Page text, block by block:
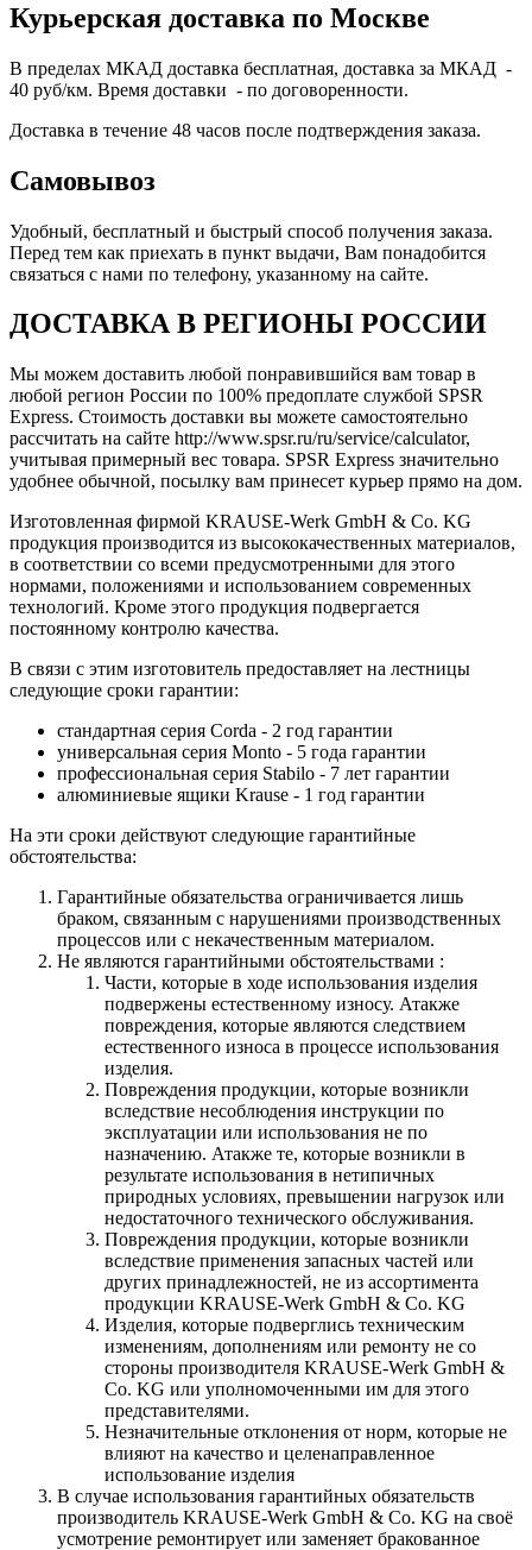
Курьерская доставка по Москве
В пределах МКАД доставка бесплатная, доставка за МКАД -
40 руб/км. Время доставки - по договоренности.
Доставка в течение 48 часов после подтверждения заказа.
Самовывоз
Удобный, бесплатный и быстрый способ получения заказа.
Перед тем как приехать в пункт выдачи, Вам понадобится
связаться с нами по телефону, указанному на сайте.
ДОСТАВКА В РЕГИОНЫ РОССИИ
Мы можем доставить любой понравившийся вам товар в
любой регион России по 100% предоплате службой SPSR
Express. Стоимость доставки вы можете самостоятельно
рассчитать на сайте http://www.spsr.ru/ru/service/calculator,
учитывая примерный вес товара. SPSR Express значительно
удобнее обычной, посылку вам принесет курьер прямо на дом.
Изготовленная фирмой KRAUSE-Werk GmbH & Со. KG
продукция производится из высококачественных материалов,
в соответствии со всеми предусмотренными для этого
нормами, положениями и использованием современных
технологий. Кроме этого продукция подвергается
постоянному контролю качества.
В связи с этим изготовитель предоставляет на лестницы
следующие сроки гарантии:
стандартная серия Corda - 2 год гарантии
универсальная серия Monto - 5 года гарантии
профессиональная серия Stabilo - 7 лет гарантии
алюминиевые ящики Krause - 1 год гарантии
На эти сроки действуют следующие гарантийные
обстоятельства:
Гарантийные обязательства ограничивается лишь
браком, связанным с нарушениями производственных
процессов или с некачественным материалом.
Не являются гарантийными обстоятельствами :
Части, которые в ходе использования изделия
подвержены естественному износу. Атакже
повреждения, которые являются следствием
естественного износа в процессе использования
изделия.
Повреждения продукции, которые возникли
вследствие несоблюдения инструкции по
эксплуатации или использования не по
назначению. Атакже те, которые возникли в
результате использования в нетипичных
природных условиях, превышении нагрузок или
недостаточного технического обслуживания.
Повреждения продукции, которые возникли
вследствие применения запасных частей или
других принадлежностей, не из ассортимента
продукции KRAUSE-Werk GmbH & Со. KG
Изделия, которые подверглись техническим
изменениям, дополнениям или ремонту не со
стороны производителя KRAUSE-Werk GmbH &
Со. KG или уполномоченными им для этого
представителями.
Незначительные отклонения от норм, которые не
влияют на качество и целенаправленное
использование изделия
В случае использования гарантийных обязательств
производитель KRAUSE-Werk GmbH & Со. KG на своё
усмотрение ремонтирует или заменяет бракованное